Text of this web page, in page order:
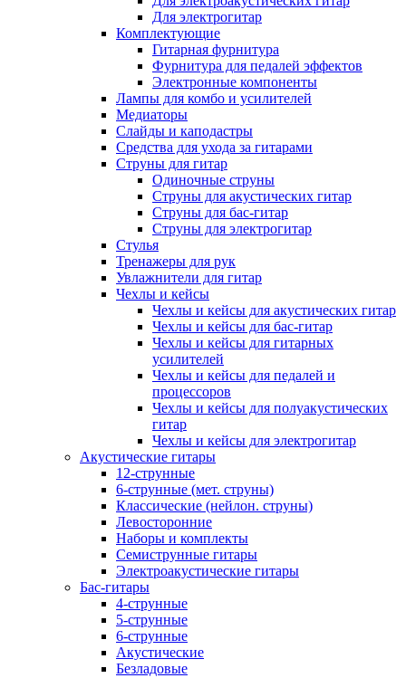
Для электрогитар
Комплектующие
Гитарная фурнитура
Фурнитура для педалей эффектов
Электронные компоненты
Лампы для комбо и усилителей
Медиаторы
Слайды и каподастры
Средства для ухода за гитарами
Струны для гитар
Одиночные струны
Струны для акустических гитар
Струны для бас-гитар
Струны для электрогитар
Стулья
Тренажеры для рук
Увлажнители для гитар
Чехлы и кейсы
Чехлы и кейсы для акустических гитар
Чехлы и кейсы для бас-гитар
Чехлы и кейсы для гитарных
усилителей
Чехлы и кейсы для педалей и
процессоров
Чехлы и кейсы для полуакустических
гитар
Чехлы и кейсы для электрогитар
Акустические гитары
12-струнные
6-струнные (мет. струны)
Классические (нейлон. струны)
Левосторонние
Наборы и комплекты
Семиструнные гитары
Электроакустические гитары
Бас-гитары
4-струнные
5-струнные
6-струнные
Акустические
Безладовые